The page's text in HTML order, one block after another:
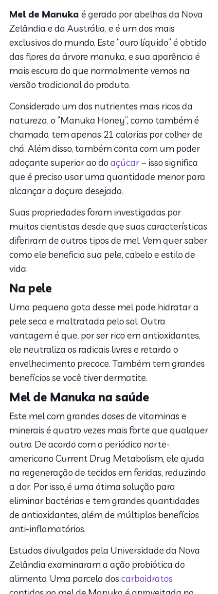
2. Mel de Manuka na saúde
3. No cabelo
Mel de Manukaé gerado por abelhas da Nova
Zelândia e da Austrália, e é um dos mais
exclusivos do mundo. Este “ouro líquido” é obtido
das flores da árvore manuka, e sua aparência é
mais escura do que normalmente vemos na
versão tradicional do produto.
Considerado um dos nutrientes mais ricos da
natureza, o “Manuka Honey”, como também é
chamado, tem apenas 21 calorias por colher de
chá. Além disso, também conta com um poder
adoçante superior ao doaçúcar– isso significa
que é preciso usar uma quantidade menor para
alcançar a doçura desejada.
Suas propriedades foram investigadas por
muitos cientistas desde que suas características
diferiram de outros tipos de mel. Vem quer saber
como ele beneficia sua pele, cabelo e estilo de
vida:
Na pele
Uma pequena gota desse mel pode hidratar a
pele seca e maltratada pelo sol. Outra
vantagem é que, por ser rico em antioxidantes,
ele neutraliza os radicais livres e retarda o
envelhecimento precoce. Também tem grandes
benefícios se você tiver dermatite.
Mel de Manuka na saúde
Este mel com grandes doses de vitaminas e
minerais é quatro vezes mais forte que qualquer
outro. De acordo com o periódico norte-
americano Current Drug Metabolism, ele ajuda
na regeneração de tecidos em feridas, reduzindo
a dor. Por isso, é uma ótima solução para
eliminar bactérias e tem grandes quantidades
de antioxidantes, além de múltiplos benefícios
anti-inflamatórios.
Estudos divulgados pela Universidade da Nova
Zelândia examinaram a ação probiótica do
alimento. Uma parcela doscarboidratos